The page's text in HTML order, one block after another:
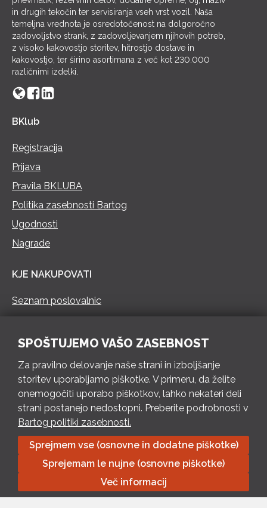
in drugih tekočin ter servisiranja vseh vrst vozil. Naša
temeljna vrednota je osredotočenost na dolgoročno
zadovoljstvo strank, z zadovoljevanjem njihovih potreb,
z visoko kakovostjo storitev, hitrostjo dostave in
kakovostjo, ter širino asortimana z več kot 230.000
različnimi izdelki.
BKlub
Registracija
Prijava
Pravila BKLUBA
Politika zasebnosti Bartog
Ugodnosti
Nagrade
KJE NAKUPOVATI
Seznam poslovalnic
PON – PET 8 – 18 h / SOB 8 – 12 h
Pošlji e-mail
Izpolni kontaktni obrazec
Bartog d.o.o. Trebnje | ID: SI79128718 | IBAN: SI56 1010 0003
8174 248, Banka Intesa Sanpaolo d.d.| Predsednik Uprave:
Ivan Šantorić | Predsednik Nadzornega odbora: Ilija Tokić |
Delniški kapital: 783.970,08 EUR, plačano v celoti | Obrtniška
SPOŠTUJEMO VAŠO ZASEBNOST
Za pravilno delovanje naše strani in izboljšanje
storitev uporabljamo piškotke. V primeru, da želite
onemogočiti uporabo piškotkov, lahko nekateri deli
strani postanejo nedostopni. Preberite podrobnosti v
Bartog politiki zasebnosti.
Sprejmem vse (osnovne in dodatne piškotke)
Sprejemam le nujne (osnovne piškotke)
Več informacij